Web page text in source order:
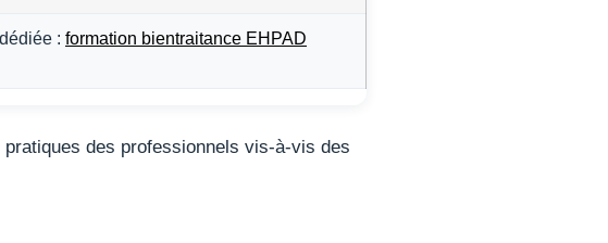
: formation bientraitance EHPAD
pratiques des professionnels vis-à-vis des